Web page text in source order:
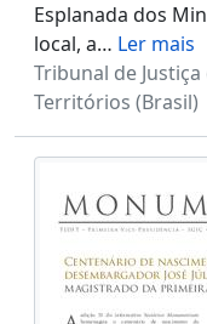
Esplanada dos
local, a… Ler mais
Tribunal de
Territórios (Brasil)